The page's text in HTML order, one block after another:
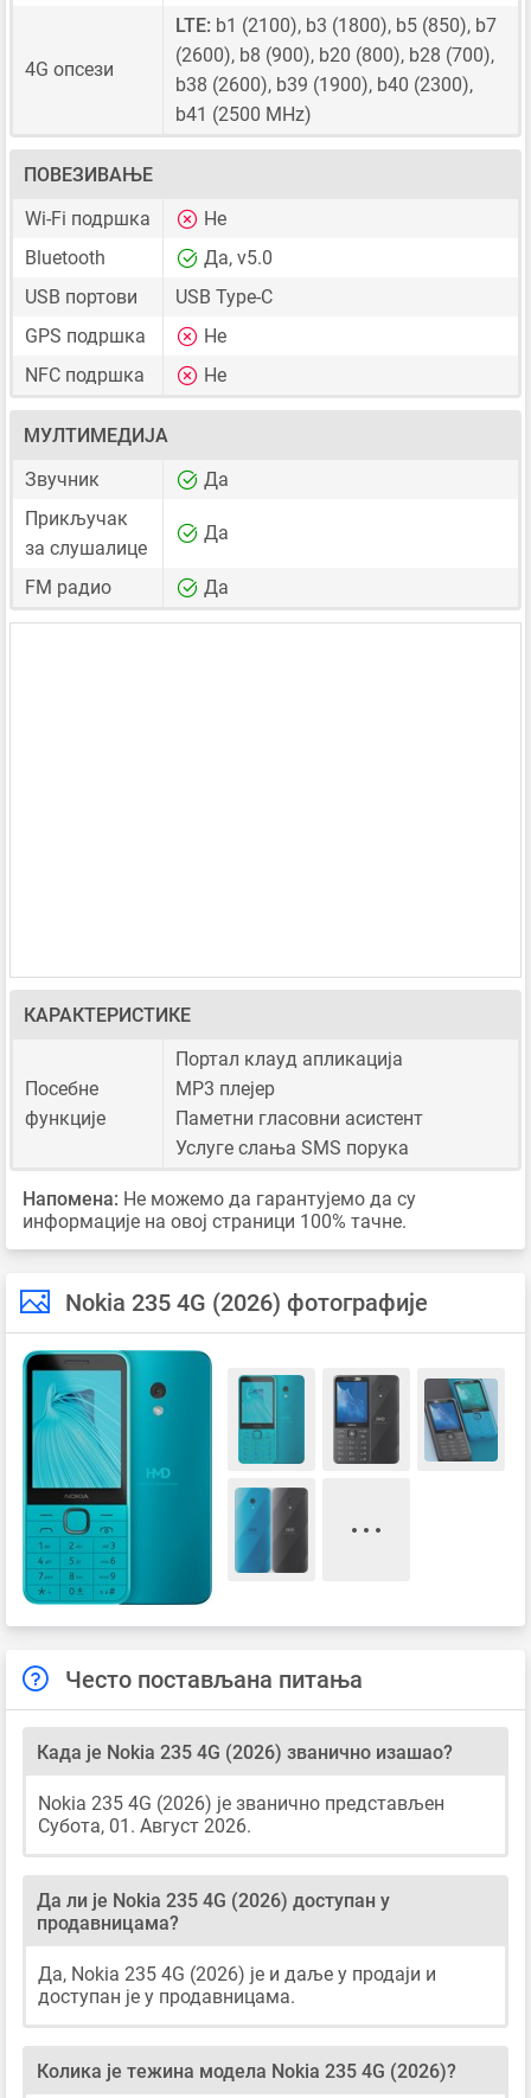
4G опсези
LTE: b1 (2100), b3 (1800), b5 (850), b7
(2600), b8 (900), b20 (800), b28 (700),
b38 (2600), b39 (1900), b40 (2300),
b41 (2500 MHz)
ПОВЕЗИВАЊЕ
Wi-Fi подршка
Не
Bluetooth
Да, v5.0
USB портови
USB Type-C
GPS подршка
Не
NFC подршка
Не
МУЛТИМЕДИЈА
Звучник
Да
Прикључак
за слушалице
Да
FM радио Да
КАРАКТЕРИСТИКЕ
Посебне
функције
Портал клауд апликација
MP3 плејер
Паметни гласовни асистент
Услуге слања SMS порука
Напомена: Не можемо да гарантујемо да су
информације на овој страници 100% тачне.
Nokia 235 4G (2026) фотографије
Често постављана питања
Када је Nokia 235 4G (2026) званично изашао?
Nokia 235 4G (2026) је званично представљен
Субота, 01. Август 2026.
Да ли је Nokia 235 4G (2026) доступан у
продавницама?
Да, Nokia 235 4G (2026) је и даље у продаји и
доступан је у продавницама.
Колика је тежина модела Nokia 235 4G (2026)?